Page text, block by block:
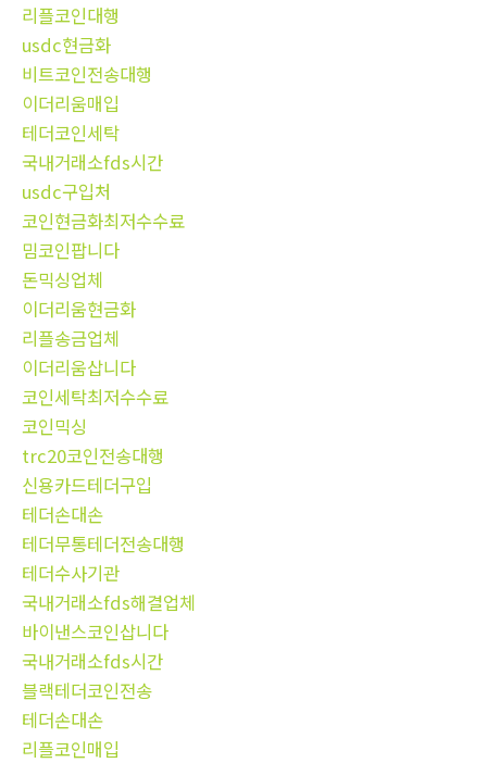
리플코인대행
usdc현금화
비트코인전송대행
이더리움매입
테더코인세탁
국내거래소fds시간
usdc구입처
코인현금화최저수수료
밈코인팝니다
돈믹싱업체
이더리움현금화
리플송금업체
이더리움삽니다
코인세탁최저수수료
코인믹싱
trc20코인전송대행
신용카드테더구입
테더손대손
테더무통테더전송대행
테더수사기관
국내거래소fds해결업체
바이낸스코인삽니다
국내거래소fds시간
블랙테더코인전송
테더손대손
리플코인매입